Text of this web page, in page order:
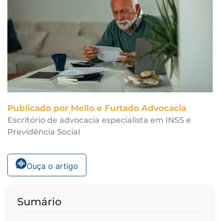
Publicado por Mello e Furtado Advocacia
Escritório de advocacia especialista em INSS e
Previdência Social
Ouça o artigo
Sumário